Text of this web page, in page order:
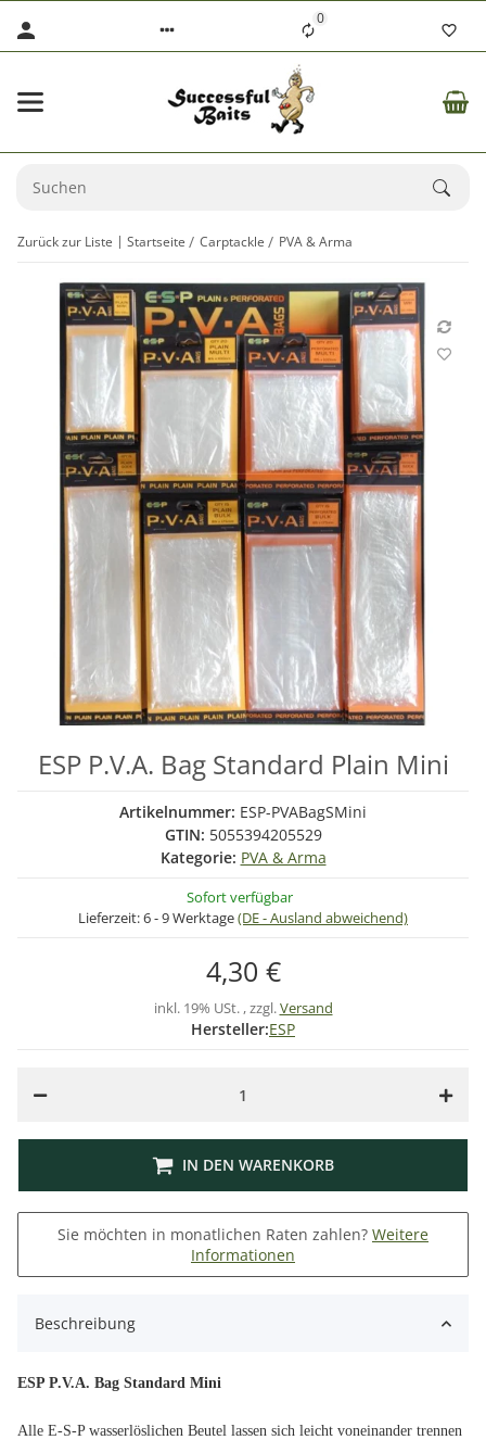
0
Zurück zur Liste Startseite Carptackle PVA & Arma
ESP P.V.A. Bag Standard Plain Mini
Artikelnummer: ESP-PVABagSMini
GTIN: 5055394205529
Kategorie: PVA & Arma
Sofort verfügbar
Lieferzeit:6 - 9 Werktage(DE - Ausland abweichend)
4,30 €
inkl. 19% USt. , zzgl.Versand
Hersteller:ESP
IN DEN WARENKORB
Sie möchten in monatlichen Raten zahlen? Weitere
Informationen
Beschreibung
ESP P.V.A. Bag Standard Mini
Alle E-S-P wasserlöslichen Beutel lassen sich leicht voneinander trennen